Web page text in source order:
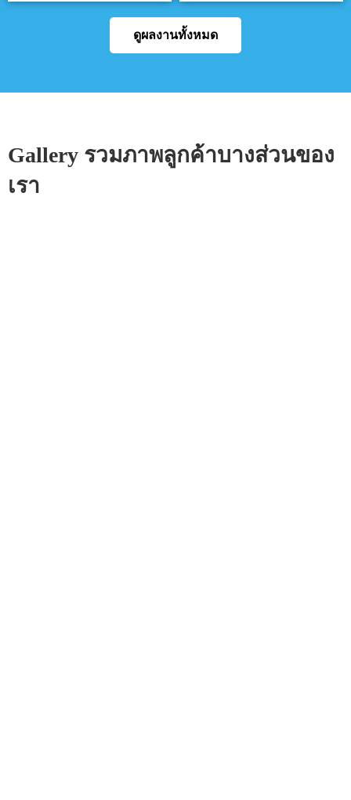
ดูผลงานทั้งหมด
Gallery รวมภาพลูกค้าบางส่วนของ
เรา